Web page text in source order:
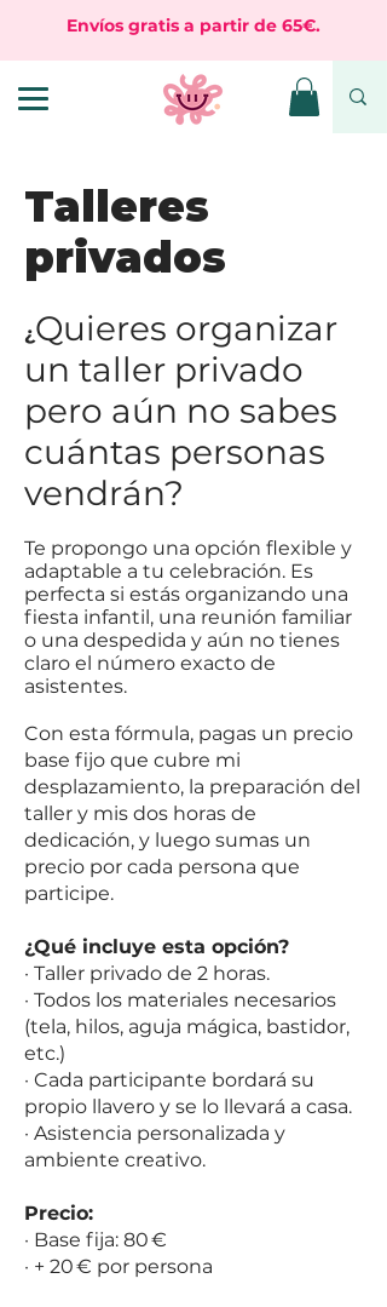
Envíos gratis a partir de 65€.
Talleres
privados
¿Quieres organizar
un taller privado
pero aún no sabes
cuántas personas
vendrán?
Te propongo una opción flexible y
adaptable a tu celebración. Es
perfecta si estás organizando una
fiesta infantil, una reunión familiar
o una despedida y aún no tienes
claro el número exacto de
asistentes.
Con esta fórmula, pagas un precio
base fijo que cubre mi
desplazamiento, la preparación del
taller y mis dos horas de
dedicación, y luego sumas un
precio por cada persona que
participe.
¿Qué incluye esta opción?
· Taller privado de 2 horas.
· Todos los materiales necesarios
(tela, hilos, aguja mágica, bastidor,
etc.)
· Cada participante bordará su
propio llavero y se lo llevará a casa.
· Asistencia personalizada y
ambiente creativo.
Precio:
· Base fija: 80 €
· + 20 € por persona